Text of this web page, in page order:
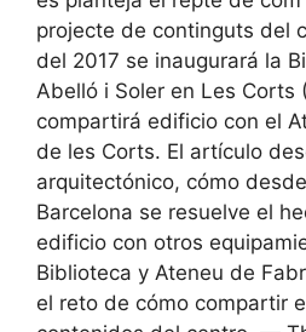
projecte de continguts del
del 2017 se inaugurará la
Abelló i Soler en Les Corts
compartirá edificio con el
de les Corts. El artículo
arquitectónico, cómo
Barcelona se resuelve el
edificio con otros
Biblioteca y Ateneu de
el reto de cómo compartir